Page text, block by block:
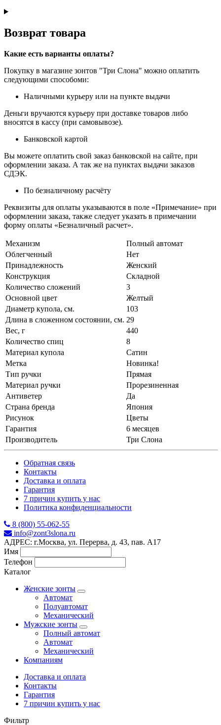
Возврат товара
Какие есть варианты оплаты?
Покупку в магазине зонтов "Три Слона" можно оплатить
следующими способоми:
Наличными курьеру или на пункте выдачи
Деньги вручаются курьеру при доставке товаров либо
вносятся в кассу (при самовывозе).
Банковской картой
Вы можете оплатить свой заказ банковской на сайте, при
оформлении заказа. А так же на пунктах выдачи заказов
СДЭК.
По безналичному расчёту
Реквизиты для оплаты указываются в поле «Примечание» при
оформлении заказа, также следует указать в примечании
форму оплаты «Безналичный расчет».
Механизм
Полный автомат
Облегченный
Нет
Принадлежность
Женский
Конструкция
Складной
Количество сложений
3
Основной цвет
Желтый
Диаметр купола, см.
103
Длина в сложенном состоянии, см. 29
Вес, г
440
Количество спиц
8
Материал купола
Сатин
Метка
Новинка!
Тип ручки
Прямая
Материал ручки
Прорезиненная
Антиветер
Да
Страна бренда
Япония
Рисунок
Цветы
Гарантия
6 месяцев
Производитель
Три Слона
Обратная связь
Контакты
Доставка и оплата
Гарантия
7 причин купить у нас
Политика конфиденциальности
8 (800) 55-062-55
info@zont3slona.ru
АДРЕС: г.Москва, ул. Перерва, д. 43, пав. А17
Имя
Телефон
Каталог
Женские зонты
Автомат
Полуавтомат
Механический
Мужские зонты
Полный автомат
Автомат
Механический
Компаниям
Доставка и оплата
Контакты
Гарантия
7 причин купить у нас
Фильтр